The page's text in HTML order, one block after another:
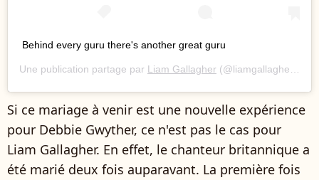
Behind every guru there's another great guru
Une publication partage par Liam Gallagher (@liamgallagher) le
Si ce mariage à venir est une nouvelle expérience
pour Debbie Gwyther, ce n'est pas le cas pour
Liam Gallagher. En effet, le chanteur britannique a
été marié deux fois auparavant. La première fois